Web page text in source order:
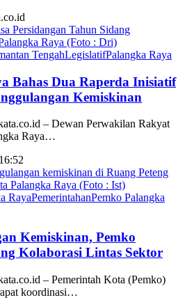
TengahLegislatifPalangka Raya
Bahas Dua Raperda Inisiatif
Kemiskinan
– Dewan Perwakilan Rakyat
Raya…
RayaPemerintahanPemko Palangka
Kemiskinan, Pemko
Kolaborasi Lintas Sektor
– Pemerintah Kota (Pemko)
koordinasi…